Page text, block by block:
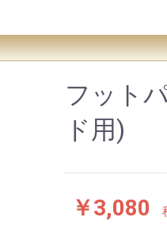
フット
ド用)
￥3,080